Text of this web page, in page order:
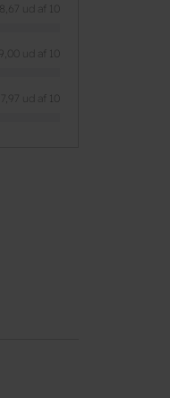
8,67 ud af 10
9,00 ud af 10
7,97 ud af 10